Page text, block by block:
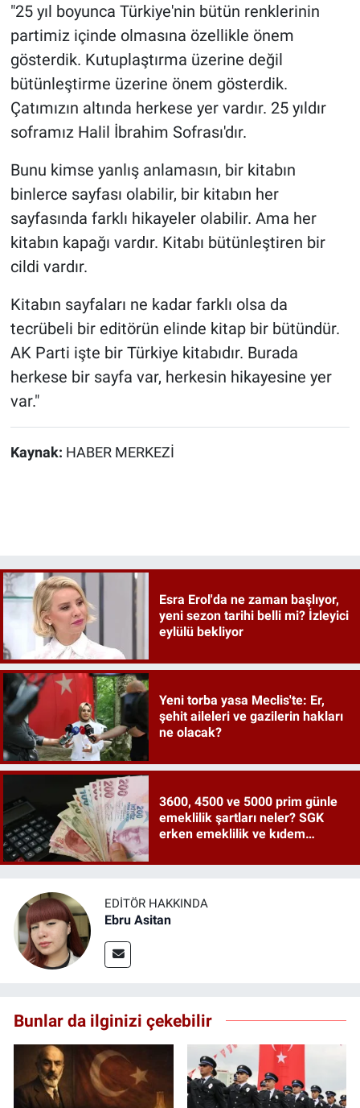
"25 yıl boyunca Türkiye'nin bütün renklerinin
partimiz içinde olmasına özellikle önem
gösterdik. Kutuplaştırma üzerine değil
bütünleştirme üzerine önem gösterdik.
Çatımızın altında herkese yer vardır. 25 yıldır
soframız Halil İbrahim Sofrası'dır.
Bunu kimse yanlış anlamasın, bir kitabın
binlerce sayfası olabilir, bir kitabın her
sayfasında farklı hikayeler olabilir. Ama her
kitabın kapağı vardır. Kitabı bütünleştiren bir
cildi vardır.
Kitabın sayfaları ne kadar farklı olsa da
tecrübeli bir editörün elinde kitap bir bütündür.
AK Parti işte bir Türkiye kitabıdır. Burada
herkese bir sayfa var, herkesin hikayesine yer
var."
Kaynak: HABER MERKEZİ
Esra Erol'da ne zaman başlıyor,
yeni sezon tarihi belli mi? İzleyici
eylülü bekliyor
Yeni torba yasa Meclis'te: Er,
şehit aileleri ve gazilerin hakları
ne olacak?
3600, 4500 ve 5000 prim günle
emeklilik şartları neler? SGK
erken emeklilik ve kıdem
EDITÖR HAKKINDA
Ebru Asitan
Bunlar da ilginizi çekebilir